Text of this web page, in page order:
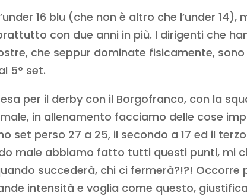
16 blu (che non è altro che l’under 14),
con due anni in più. I dirigenti che
che seppur dominate fisicamente,
5° set.
per il derby con il Borgofranco, con la
in allenamento facciamo delle cose
set perso 27 a 25, il secondo a 17 ed il
male abbiamo fatto tutti questi punti, mi
succederà, chi ci fermerà?!?! Occorre
intensità e voglia come questo,